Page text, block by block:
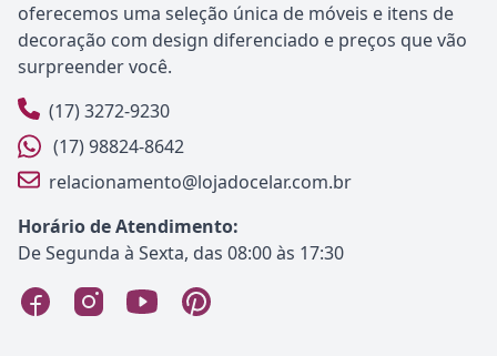
oferecemos uma seleção única de móveis e itens de
decoração com design diferenciado e preços que vão
surpreender você.
(17) 3272-9230
(17) 98824-8642
relacionamento@lojadocelar.com.br
Horário de Atendimento:
De Segunda à Sexta, das 08:00 às 17:30